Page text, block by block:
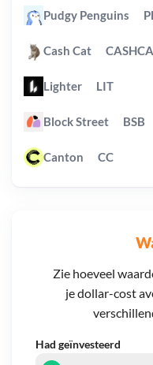
Zie hoeveel
je dollar-cost
Had geïnvesteerd
Pudgy Penguins
Cash Cat
Lighter LIT
Block Street BSB
Canton CC